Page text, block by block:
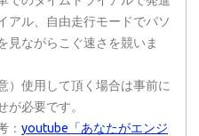
アル、自由走行モードでパソ
見ながらこぐ速さを競いま
）使用して頂く場合は事前に
が必要です。
： youtube「あなたがエンジ